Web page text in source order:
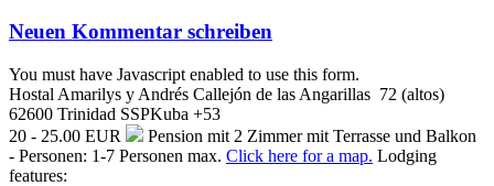
Neuen Kommentar schreiben
You must have Javascript enabled to use this form.
Hostal Amarilys y Andrés Callejón de las Angarillas 72 (altos)
62600 Trinidad SSPKuba +53
20 - 25.00 EUR
Pension mit 2 Zimmer mit Terrasse und Balkon
- Personen: 1-7 Personen max. Click here for a map. Lodging
features: